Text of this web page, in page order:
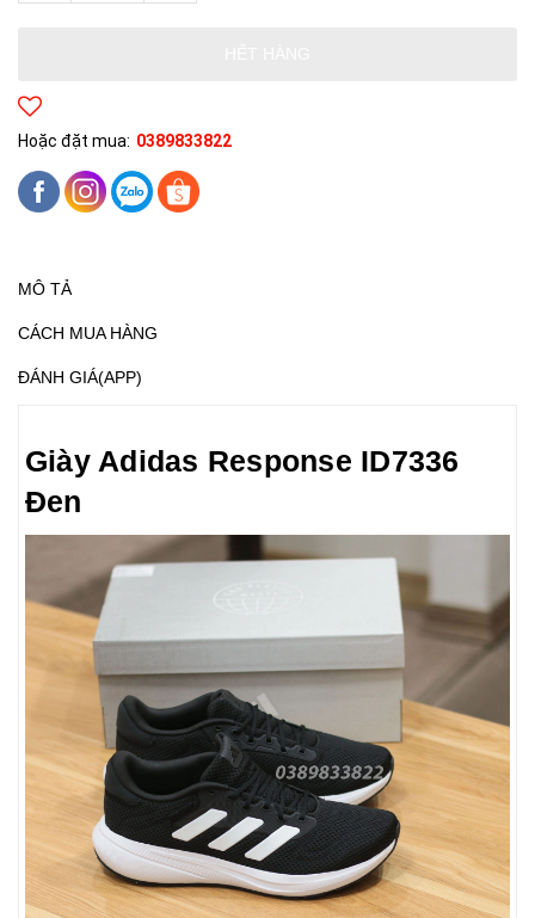
Hoặc đặt mua: 0389833822
MÔ TẢ
CÁCH MUA HÀNG
ĐÁNH GIÁ(APP)
Giày Adidas Response ID7336
Đen